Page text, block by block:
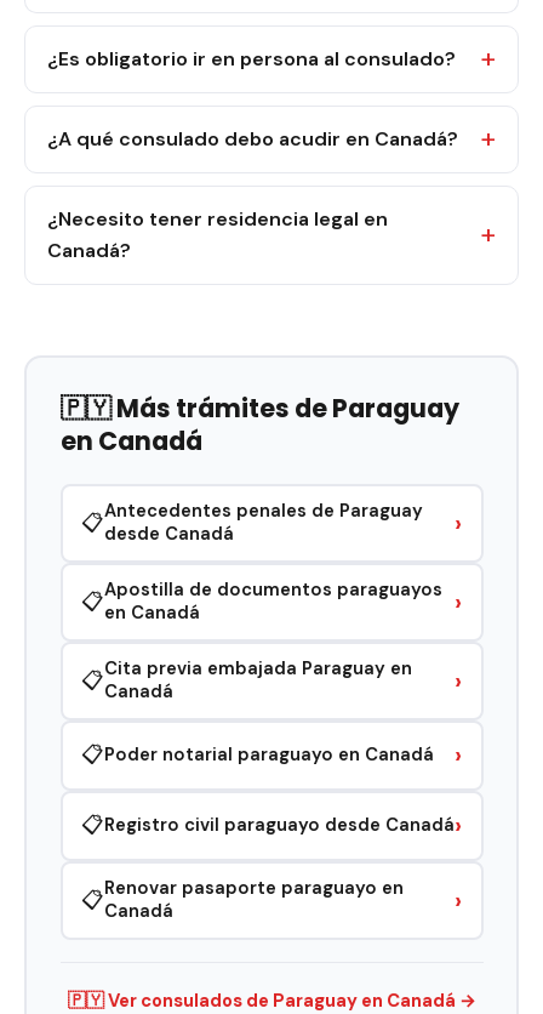
¿Es obligatorio ir en persona al consulado?
¿A qué consulado debo acudir en Canadá?
¿Necesito tener residencia legal en
Canadá?
🇵🇾 Más trámites de Paraguay
en Canadá
📋Antecedentes penales de Paraguay
desde Canadá
›
📋Apostilla de documentos paraguayos
en Canadá
›
📋Cita previa embajada Paraguay en
Canadá
›
📋Poder notarial paraguayo en Canadá ›
📋Registro civil paraguayo desde Canadá›
📋Renovar pasaporte paraguayo en
Canadá
›
🇵🇾 Ver consulados de Paraguay en Canadá →